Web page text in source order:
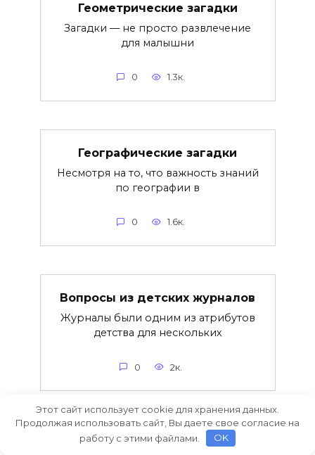
Геометрические загадки
Загадки — не просто развлечение
для малышни
0 1.3к.
Географические загадки
Несмотря на то, что важность знаний
по географии в
0 1.6к.
Вопросы из детских журналов
Журналы были одним из атрибутов
детства для нескольких
0 2к.
Загадки про железо
Этот сайт использует cookie для хранения данных.
Продолжая использовать сайт, Вы даете свое согласие на
работу с этими файлами.
OK